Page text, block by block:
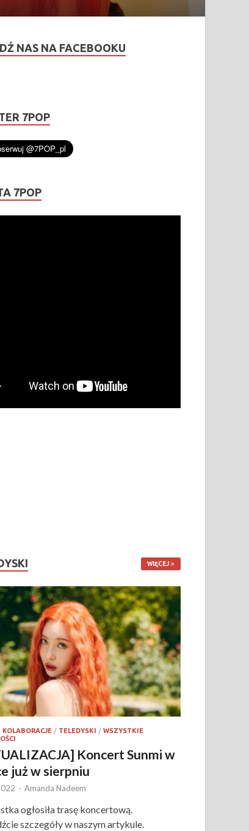
NAS NA FACEBOOKU
7POP
7POP
WIĘCEJ
KOLABORACJE / TELEDYSKI /WSZYSTKIE
Koncert Sunmi w
już w sierpniu
- Amanda Nadeem
ogłosiła trasę koncertową.
szczegóły w naszym artykule.